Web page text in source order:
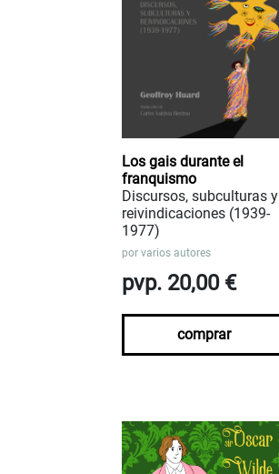
Los gais durante el
franquismo
Discursos, subculturas y
reivindicaciones (1939-
1977)
por varios autores
pvp. 20,00 €
comprar